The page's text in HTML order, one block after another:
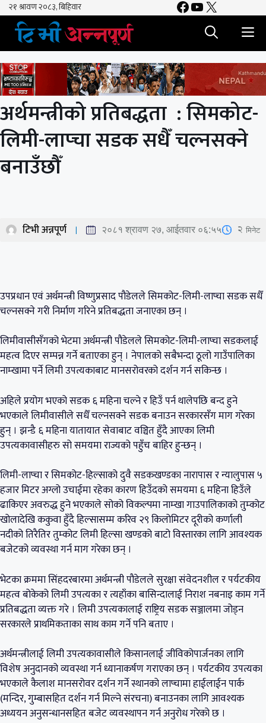
Skip
content
Facebook
YouTube
X
अर्थमन्त्रीको प्रतिबद्धता : सिमकोट-
लिमी-लाप्चा सडक सधैँ चल्नसक्ने
बनाउँछौँ
टिभी अन्नपूर्ण २०८१ श्रावण २७, आईतवार ०६:५५ 2 मिनेट
उपप्रधान एवं अर्थमन्त्री विष्णुप्रसाद पौडेलले सिमकोट-लिमी-लाप्चा सडक सधैँ
चल्नसक्ने गरी निर्माण गरिने प्रतिबद्धता जनाएका छन् ।
लिमीवासीसँगको भेटमा अर्थमन्त्री पौडेलले सिमकोट-लिमी-लाप्चा सडकलाई
महत्व दिएर सम्पन्न गर्ने बताएका हुन् । नेपालको सबैभन्दा ठूलो गाउँपालिका
नाम्खामा पर्ने लिमी उपत्यकाबाट मानसरोवरको दर्शन गर्न सकिन्छ ।
अहिले प्रयोग भएको सडक ६ महिना चल्ने र हिउँ पर्न थालेपछि बन्द हुने
भएकाले लिमीवासीले सधैँ चल्नसक्ने सडक बनाउन सरकारसँग माग गरेका
हुन् । झन्डै ६ महिना यातायात सेवाबाट वञ्चित हुँदै आएका लिमी
उपत्यकावासीहरु सो समयमा राज्यको पहुँच बाहिर हुन्छन् ।
लिमी-लाप्चा र सिमकोट-हिल्साको दुवै सडकखण्डका नारापास र न्यालुपास ५
हजार मिटर अग्लो उचाईमा रहेका कारण हिउँदको समयमा ६ महिना हिउँले
ढाकिएर अवरुद्ध हुने भएकाले सोको विकल्पमा नाम्खा गाउपालिकाको तुम्कोट
खोलादेखि ककुवा हुँदै हिल्सासम्म करिव २९ किलोमिटर दूरीको कर्णाली
नदीको तिरैतिर तुम्कोट लिमी हिल्सा खण्डको बाटो विस्तारका लागि आवश्यक
बजेटको व्यवस्था गर्न माग गरेका छन् ।
भेटका क्रममा सिंहदरबारमा अर्थमन्त्री पौडेलले सुरक्षा संवेदनशील र पर्यटकीय
महत्व बोकेको लिमी उपत्यका र त्यहाँका बासिन्दालाई निराश नबनाइ काम गर्ने
प्रतिबद्धता व्यक्त गरे । लिमी उपत्यकालाई राष्ट्रिय सडक सञ्जालमा जोड्न
सरकारले प्राथमिकताका साथ काम गर्ने पनि बताए ।
अर्थमन्त्रीलाई लिमी उपत्यकावासीले किसानलाई जीविकोपार्जनका लागि
विशेष अनुदानको व्यवस्था गर्न ध्यानाकर्षण गराएका छन् । पर्यटकीय उपत्यका
भएकाले कैलाश मानसरोवर दर्शन गर्ने स्थानको लाप्चामा हाईलाईन पार्क
(मन्दिर, गुम्बासहित दर्शन गर्न मिल्ने संरचना) बनाउनका लागि आवश्यक
अध्ययन अनुसन्धानसहित बजेट व्यवस्थापन गर्न अनुरोध गरेको छ ।